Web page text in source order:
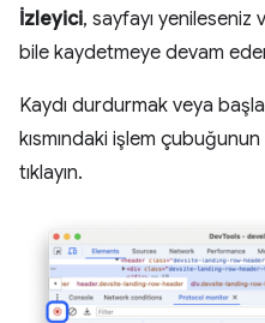
İzleyici, sayfayı yenileseniz
bile kaydetmeye devam
Kaydı durdurmak veya
kısmındaki işlem
tıklayın.